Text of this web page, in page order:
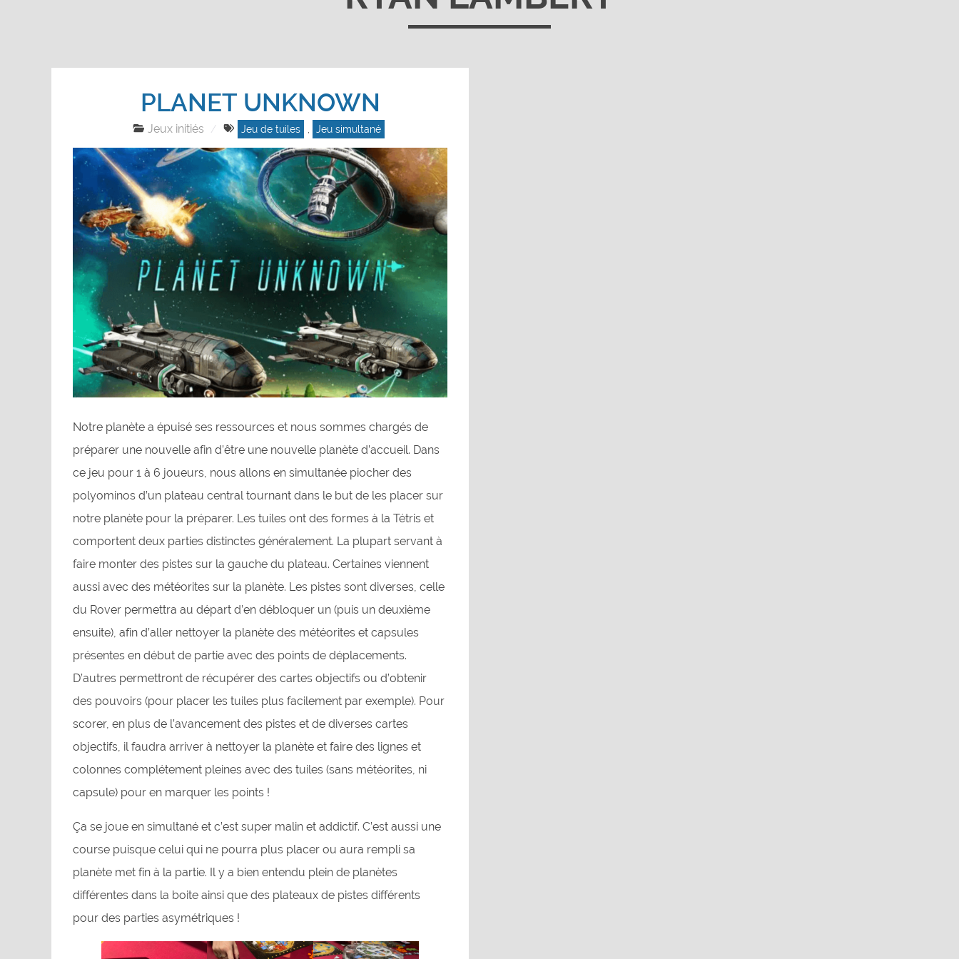
PLANET UNKNOWN
Jeux initiés Jeu de tuiles Jeu simultané
Notre planète a épuisé ses ressources et nous sommes chargés de
préparer une nouvelle afin d’être une nouvelle planète d’accueil. Dans
ce jeu pour 1 à 6 joueurs, nous allons en simultanée piocher des
polyominos d’un plateau central tournant dans le but de les placer sur
notre planète pour la préparer. Les tuiles ont des formes à la Tétris et
comportent deux parties distinctes généralement. La plupart servant à
faire monter des pistes sur la gauche du plateau. Certaines viennent
aussi avec des météorites sur la planète. Les pistes sont diverses, celle
du Rover permettra au départ d’en débloquer un (puis un deuxième
ensuite), afin d’aller nettoyer la planète des météorites et capsules
présentes en début de partie avec des points de déplacements.
D’autres permettront de récupérer des cartes objectifs ou d’obtenir
des pouvoirs (pour placer les tuiles plus facilement par exemple). Pour
scorer, en plus de l’avancement des pistes et de diverses cartes
objectifs, il faudra arriver à nettoyer la planète et faire des lignes et
colonnes complétement pleines avec des tuiles (sans météorites, ni
capsule) pour en marquer les points !
Ça se joue en simultané et c’est super malin et addictif. C’est aussi une
course puisque celui qui ne pourra plus placer ou aura rempli sa
planète met fin à la partie. Il y a bien entendu plein de planètes
différentes dans la boite ainsi que des plateaux de pistes différents
pour des parties asymétriques !